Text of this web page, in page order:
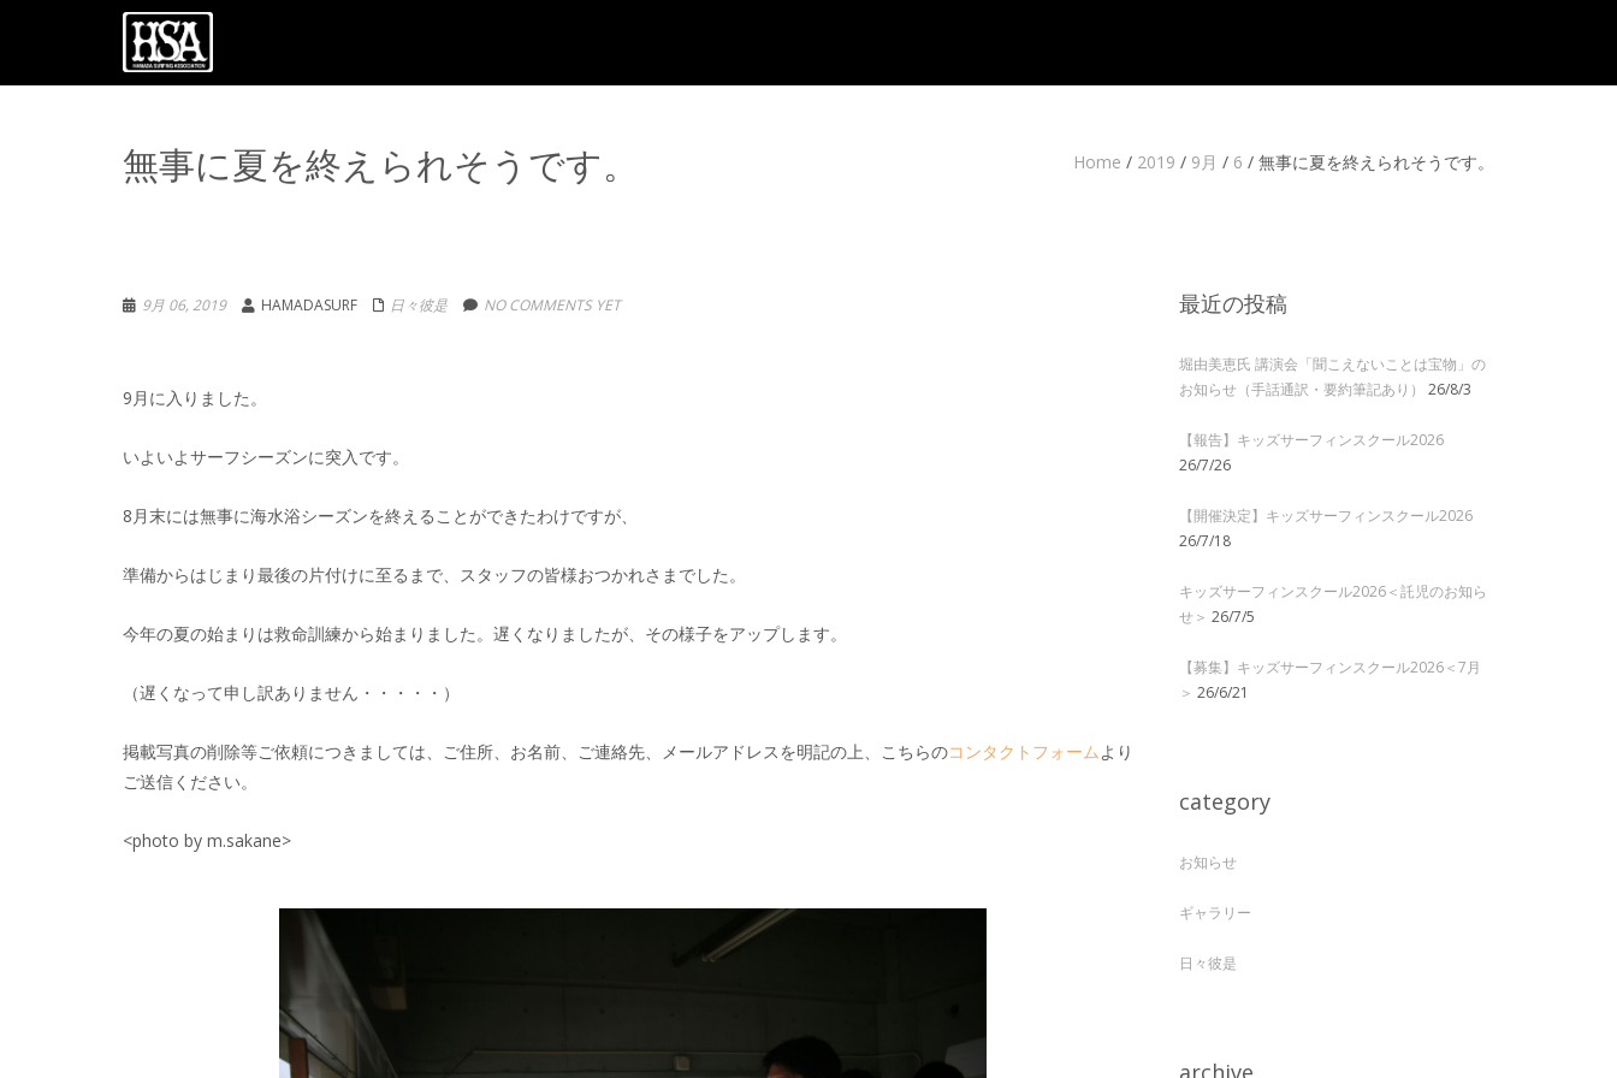
無事に夏を終えられそうです。 Home / 2019 / 9月 / 6 / 無事に夏を終えられそうです。
9月 06, 2019 HAMADASURF 日々彼是 NO COMMENTS YET
9月に入りました。
いよいよサーフシーズンに突入です。
8月末には無事に海水浴シーズンを終えることができたわけですが、
準備からはじまり最後の片付けに至るまで、スタッフの皆様おつかれさまでした。
今年の夏の始まりは救命訓練から始まりました。遅くなりましたが、その様子をアップします。
（遅くなって申し訳ありません・・・・・）
掲載写真の削除等ご依頼につきましては、ご住所、お名前、ご連絡先、メールアドレスを明記の上、こちらのコンタクトフォームより
ご送信ください。
<photo by m.sakane>
最近の投稿
堀由美恵氏 講演会「聞こえないことは宝物」の
お知らせ（手話通訳・要約筆記あり）
26/8/3
【報告】キッズサーフィンスクール2026
26/7/26
【開催決定】キッズサーフィンスクール2026
26/7/18
キッズサーフィンスクール2026＜託児のお知ら
せ＞ 26/7/5
【募集】キッズサーフィンスクール2026＜7月
＞ 26/6/21
category
お知らせ
ギャラリー
日々彼是
archive